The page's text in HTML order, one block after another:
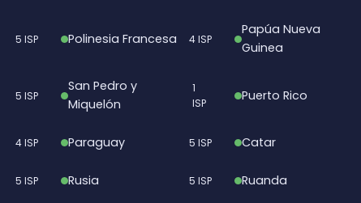
5 ISP Polinesia Francesa 4 ISP
Papúa Nueva
Guinea
5 ISP
San Pedro y
Miquelón
1
ISP
Puerto Rico
4 ISP Paraguay 5 ISP Catar
5 ISP Rusia 5 ISP Ruanda